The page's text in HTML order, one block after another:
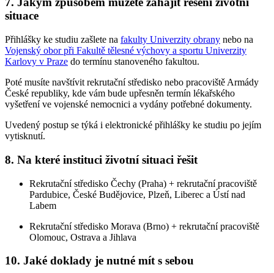
situace
Přihlášky ke studiu zašlete na fakulty Univerzity obrany nebo na
Vojenský obor při Fakultě tělesné výchovy a sportu Univerzity
Karlovy v Praze do termínu stanoveného fakultou.
Poté musíte navštívit rekrutační středisko nebo pracoviště Armády
České republiky, kde vám bude upřesněn termín lékařského
vyšetření ve vojenské nemocnici a vydány potřebné dokumenty.
Uvedený postup se týká i elektronické přihlášky ke studiu po jejím
vytisknutí.
8. Na které instituci životní situaci řešit
Rekrutační středisko Čechy (Praha) + rekrutační pracoviště
Pardubice, České Budějovice, Plzeň, Liberec a Ústí nad
Labem
Rekrutační středisko Morava (Brno) + rekrutační pracoviště
Olomouc, Ostrava a Jihlava
10. Jaké doklady je nutné mít s sebou